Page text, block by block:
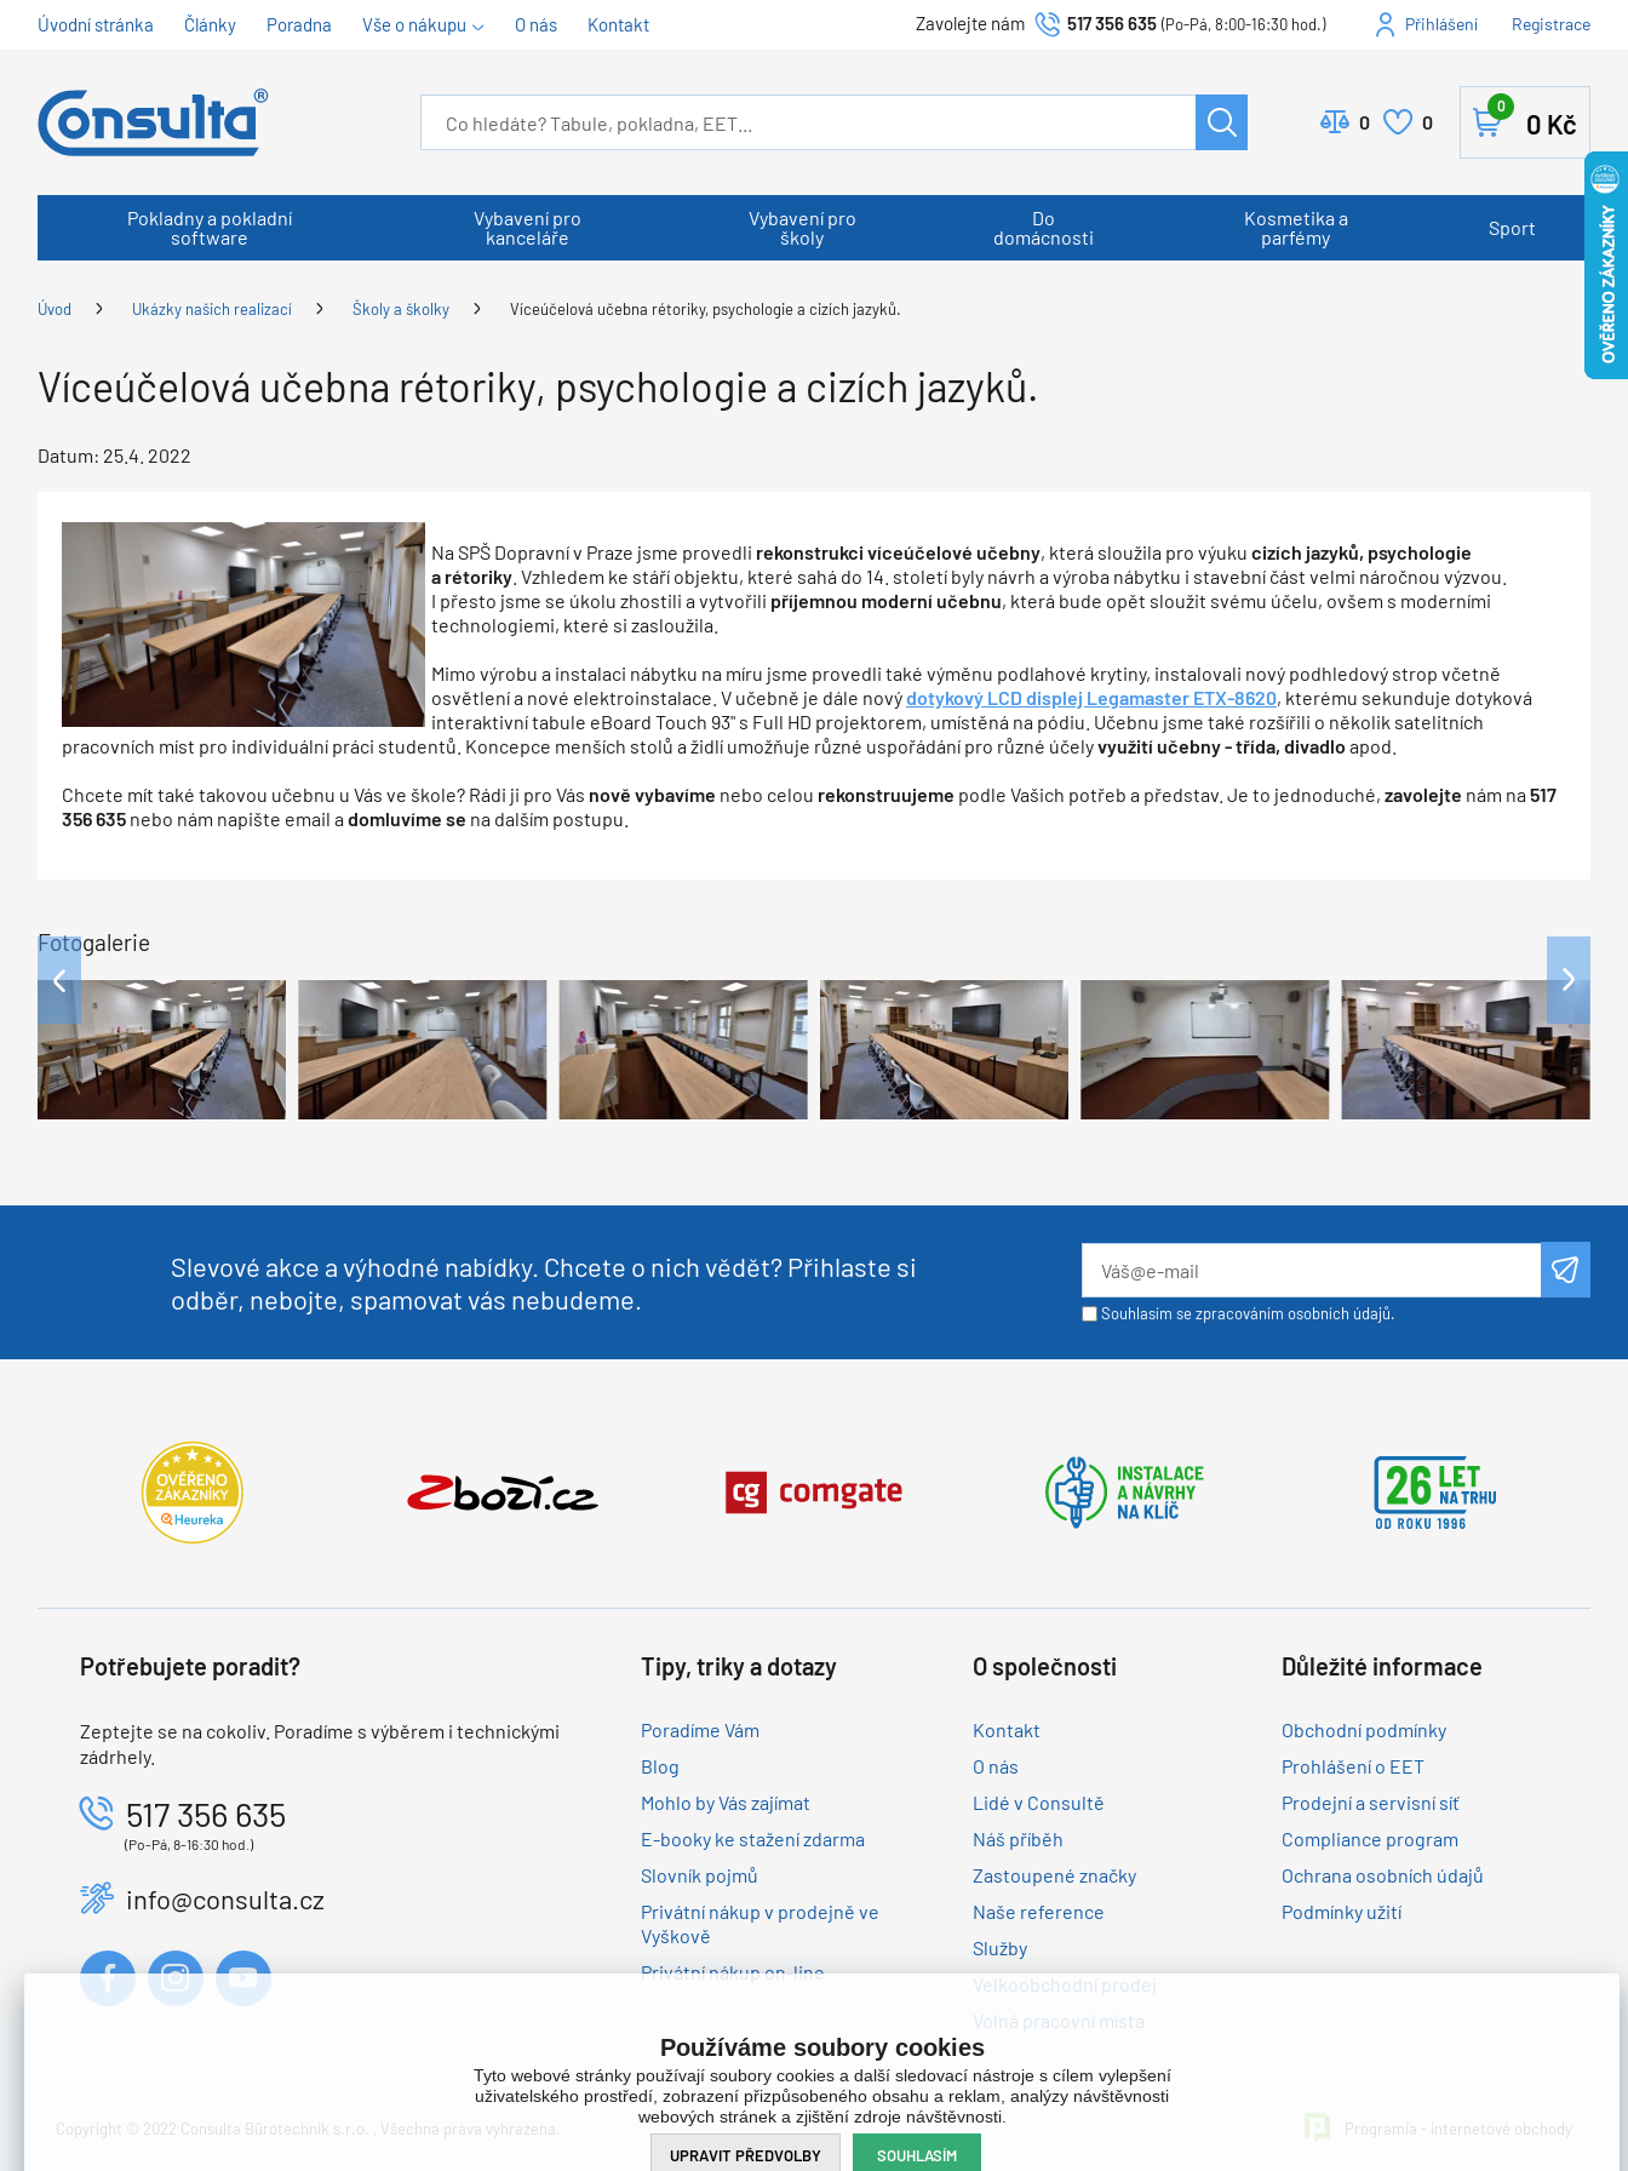
Úvodní stránka Články Poradna Vše o nákupu O nás Kontakt Zavolejte nám 517 356 635 (Po-Pá, 8:00-16:30 hod.) Přihlášení Registrace
0 0 0 Kč
0
Pokladny a pokladní
software
Vybavení pro
kanceláře
Vybavení pro
školy
Do
domácnosti
Kosmetika a
parfémy
Sport
Úvod Ukázky našich realizací Školy a školky Víceúčelová učebna rétoriky, psychologie a cizích jazyků.
Víceúčelová učebna rétoriky, psychologie a cizích jazyků.
Datum: 25.4. 2022
Na SPŠ Dopravní v Praze jsme provedli rekonstrukci víceúčelové učebny, která sloužila pro výuku cizích jazyků, psychologie
a rétoriky . Vzhledem ke stáří objektu, které sahá do 14. století byly návrh a výroba nábytku i stavební část velmi náročnou výzvou.
I přesto jsme se úkolu zhostili a vytvořili příjemnou moderní učebnu, která bude opět sloužit svému účelu, ovšem s moderními
technologiemi, které si zasloužila.
Mimo výrobu a instalaci nábytku na míru jsme provedli také výměnu podlahové krytiny, instalovali nový podhledový strop včetně
osvětlení a nové elektroinstalace. V učebně je dále novýdotykový LCD displej Legamaster ETX-8620, kterému sekunduje dotyková
interaktivní tabule eBoard Touch 93" s Full HD projektorem, umístěná na pódiu. Učebnu jsme také rozšířili o několik satelitních
pracovních míst pro individuální práci studentů. Koncepce menších stolů a židlí umožňuje různé uspořádání pro různé účelyvyužití učebny - třída, divadlo apod.
Chcete mít také takovou učebnu u Vás ve škole? Rádi ji pro Vás nově vybavíme nebo celou rekonstruujeme podle Vašich potřeb a představ. Je to jednoduché, zavolejte nám na 517
356 635 nebo nám napište email a domluvíme se na dalším postupu.
Fotogalerie
Slevové akce a výhodné nabídky. Chcete o nich vědět? Přihlaste si
odběr, nebojte, spamovat vás nebudeme.
Souhlasím se zpracováním osobních údajů.
Potřebujete poradit?
Zeptejte se na cokoliv. Poradíme s výběrem i technickými
zádrhely.
517 356 635
(Po-Pá, 8-16:30 hod.)
info@consulta.cz
Tipy, triky a dotazy
Poradíme Vám
Blog
Mohlo by Vás zajímat
E-booky ke stažení zdarma
Slovník pojmů
Privátní nákup v prodejně ve
Vyškově
Privátní nákup on-line
O společnosti
Kontakt
O nás
Lidé v Consultě
Náš příběh
Zastoupené značky
Naše reference
Služby
Velkoobchodní prodej
Volná pracovní místa
Důležité informace
Obchodní podmínky
Prohlášení o EET
Prodejní a servisní síť
Compliance program
Ochrana osobních údajů
Podmínky užití
Copyright © 2022 Consulta Bürotechnik s.r.o. , Všechna práva vyhrazena. Programia - internetové obchody
Používáme soubory cookies
Tyto webové stránky používají soubory cookies a další sledovací nástroje s cílem vylepšení
uživatelského prostředí, zobrazení přizpůsobeného obsahu a reklam, analýzy návštěvnosti
webových stránek a zjištění zdroje návštěvnosti.
UPRAVIT PŘEDVOLBY SOUHLASÍM